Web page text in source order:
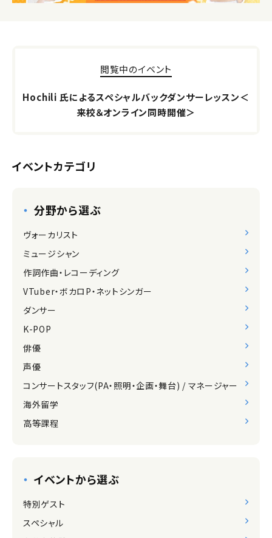
閲覧中のイベント
Hochili 氏によるスペシャルバックダンサーレッスン＜
来校＆オンライン同時開催＞
イベントカテゴリ
分野から選ぶ
ヴォーカリスト
ミュージシャン
作詞作曲・レコーディング
VTuber・ボカロP・ネットシンガー
ダンサー
K-POP
俳優
声優
コンサートスタッフ(PA・照明・企画・舞台) / マネージャー
海外留学
高等課程
イベントから選ぶ
特別ゲスト
スペシャル